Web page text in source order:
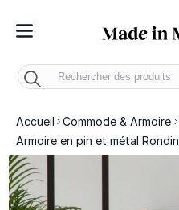
Toggle Nav
Accueil Commode & Armoire
Armoire en pin et métal Rondin